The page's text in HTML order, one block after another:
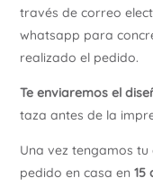
través de correo
whatsapp para
realizado el pedido.
Te enviaremos el
taza antes de la
Una vez tengamos
pedido en casa en 15